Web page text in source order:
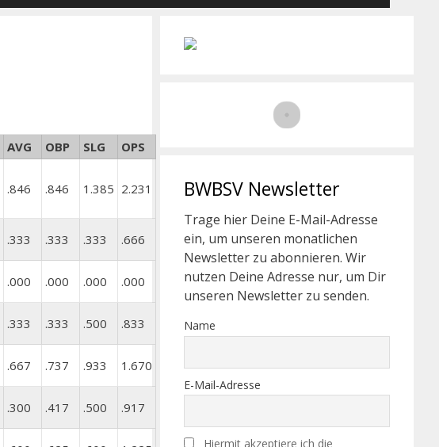
AVG OBP SLG OPS
.846 .846 1.385 2.231
.333 .333 .333 .666
.000 .000 .000 .000
.333 .333 .500 .833
.667 .737 .933 1.670
.300 .417 .500 .917
BWBSV Newsletter
Trage hier Deine E-Mail-Adresse
ein, um unseren monatlichen
Newsletter zu abonnieren. Wir
nutzen Deine Adresse nur, um Dir
unseren Newsletter zu senden.
Name
E-Mail-Adresse
Hiermit akzeptiere ich die